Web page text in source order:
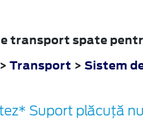
transport spate
> Transport > Sistem
Suport plăcuță